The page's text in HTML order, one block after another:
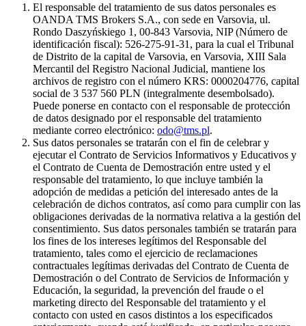
El responsable del tratamiento de sus datos personales es
OANDA TMS Brokers S.A., con sede en Varsovia, ul.
Rondo Daszyńskiego 1, 00-843 Varsovia, NIP (Número de
identificación fiscal): 526-275-91-31, para la cual el Tribunal
de Distrito de la capital de Varsovia, en Varsovia, XIII Sala
Mercantil del Registro Nacional Judicial, mantiene los
archivos de registro con el número KRS: 0000204776, capital
social de 3 537 560 PLN (integralmente desembolsado).
Puede ponerse en contacto con el responsable de protección
de datos designado por el responsable del tratamiento
mediante correo electrónico: odo@tms.pl.
Sus datos personales se tratarán con el fin de celebrar y
ejecutar el Contrato de Servicios Informativos y Educativos y
el Contrato de Cuenta de Demostración entre usted y el
responsable del tratamiento, lo que incluye también la
adopción de medidas a petición del interesado antes de la
celebración de dichos contratos, así como para cumplir con las
obligaciones derivadas de la normativa relativa a la gestión del
consentimiento. Sus datos personales también se tratarán para
los fines de los intereses legítimos del Responsable del
tratamiento, tales como el ejercicio de reclamaciones
contractuales legítimas derivadas del Contrato de Cuenta de
Demostración o del Contrato de Servicios de Información y
Educación, la seguridad, la prevención del fraude o el
marketing directo del Responsable del tratamiento y el
contacto con usted en casos distintos a los especificados